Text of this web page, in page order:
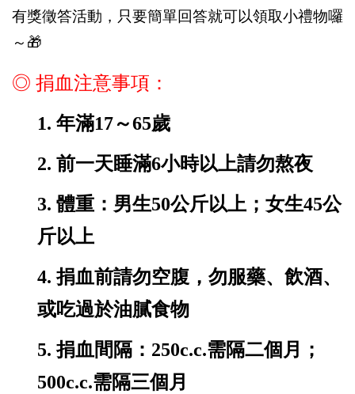
有獎徵答活動，只要簡單回答就可以領取小禮物囉
～ 🎁
◎ 捐血注意事項：
1. 年滿17～65歲
2. 前一天睡滿6小時以上請勿熬夜
3. 體重：男生50公斤以上；女生45公
斤以上
4.捐血前請勿空腹，勿服藥、飲酒、
或吃過於油膩食物
5.捐血間隔：250c.c.需隔二個月；
500c.c.需隔三個月